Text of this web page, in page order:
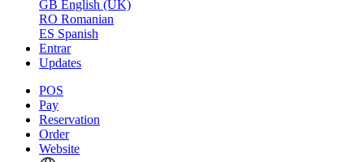
GB English (UK)
RO Romanian
ES Spanish
Entrar
Updates
POS
Pay
Reservation
Order
Website